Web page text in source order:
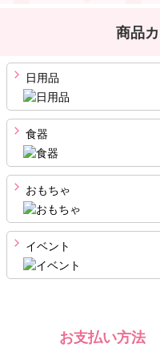
商品
日用品
食器
おもちゃ
イベント
お支払い方法